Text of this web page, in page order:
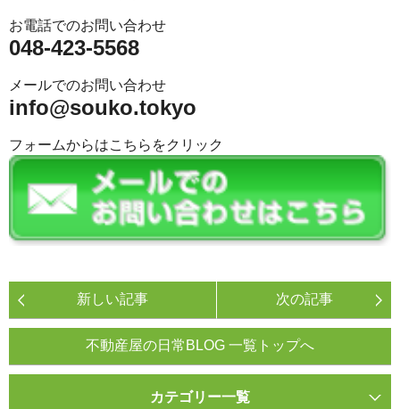
お電話でのお問い合わせ
048-423-5568
メールでのお問い合わせ
info@souko.tokyo
フォームからはこちらをクリック
新しい記事 次の記事
不動産屋の日常BLOG 一覧トップへ
カテゴリー一覧